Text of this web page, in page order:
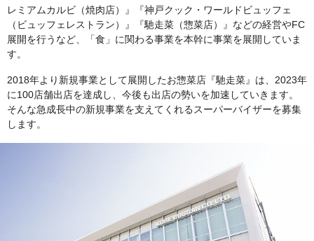
レミアムカルビ（焼肉店）』『神戸クック・ワールドビュッフェ
（ビュッフェレストラン）』『馳走菜（惣菜店）』などの経営やFC
展開を行うなど、「食」に関わる事業を本幹に事業を展開していま
す。
2018年より新規事業として展開したお惣菜店『馳走菜』は、2023年
に100店舗出店を達成し、今後も出店の勢いを加速していきます。
そんな急成長中の新規事業を支えてくれるスーパーバイザーを募集
します。